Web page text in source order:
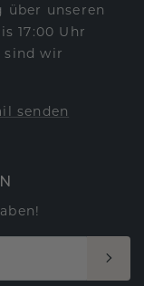
über unseren
17:00 Uhr
sind wir
senden